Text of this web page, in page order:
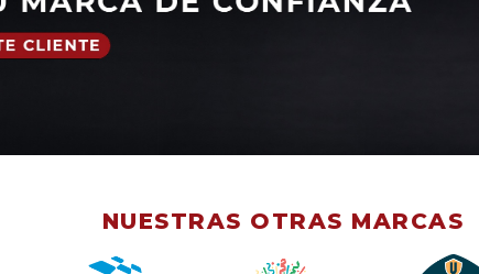
NUESTRAS OTRAS MARCAS